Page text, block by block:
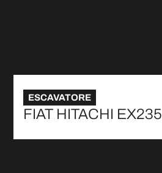
ESCAVATORE
FIAT HITACHI EX235